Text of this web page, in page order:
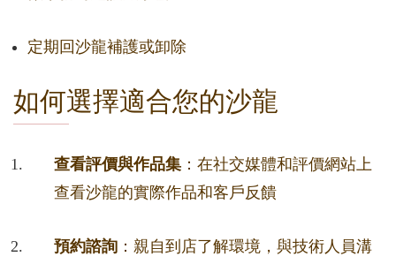
定期回沙龍補護或卸除
如何選擇適合您的沙龍
查看評價與作品集 ：在社交媒體和評價網站上
查看沙龍的實際作品和客戶反饋
預約諮詢 ：親自到店了解環境，與技術人員溝